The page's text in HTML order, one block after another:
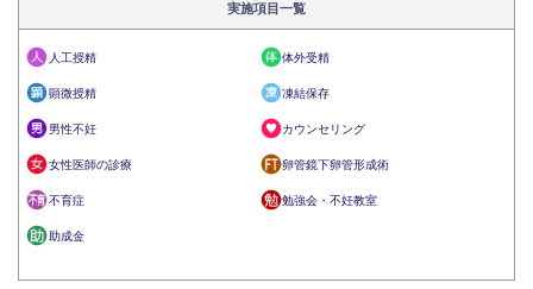
実施項目一覧
人工授精 体外受精
顕微授精 凍結保存
男性不妊 カウンセリング
女性医師の診療 卵管鏡下卵管形成術
不育症 勉強会・不妊教室
助成金